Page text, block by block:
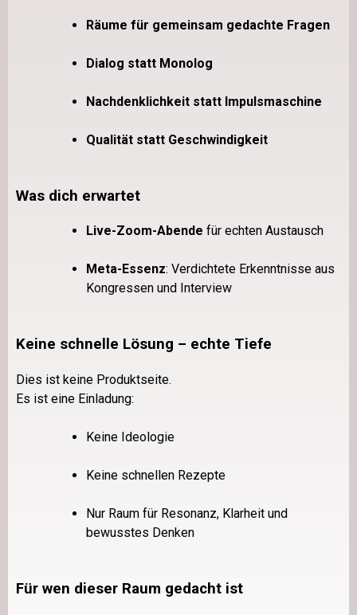
Räume für gemeinsam gedachte Fragen
Dialog statt Monolog
Nachdenklichkeit statt Impulsmaschine
Qualität statt Geschwindigkeit
Was dich erwartet
Live-Zoom-Abende für echten Austausch
Meta-Essenz: Verdichtete Erkenntnisse aus
Kongressen und Interview
Keine schnelle Lösung – echte Tiefe
Dies ist keine Produktseite.
Es ist eine Einladung:
Keine Ideologie
Keine schnellen Rezepte
Nur Raum für Resonanz, Klarheit und
bewusstes Denken
Für wen dieser Raum gedacht ist